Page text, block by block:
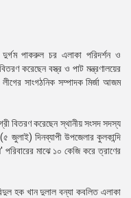
দুর্গম পাকরুল চর এলাকা পরিদর্শন ও
করেছেন বস্ত্র ও পাট মন্ত্রণালয়ের
সাংগঠনিক সম্পাদক মির্জা আজম
বিতরণ করেছেন স্থানীয় সংসদ সদস্য
দিনব্যাপী উপজেলার কুলকান্দি
পরিবারের মাঝে ১০ কেজি করে ত্রাণের
হক খান দুলাল বন্যা কবলিত এলাকা